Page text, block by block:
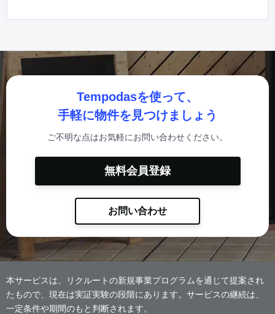
Tempodasを使って、
手軽に物件を見つけましょう
ご不明な点はお気軽にお問い合わせください。
無料会員登録
お問い合わせ
本サービスは、リクルートの新規事業プログラムを通じて提案され
たもので、現在は実証実験の段階にあります。サービスの継続は、
一定条件や期間のもと判断されます。